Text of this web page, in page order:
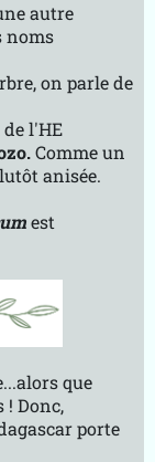
autre
noms
on parle de
l'HE
Comme un
anisée.
est
que
! Donc,
porte